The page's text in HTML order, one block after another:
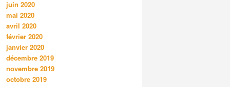
juin 2020
mai 2020
avril 2020
février 2020
janvier 2020
décembre 2019
novembre 2019
octobre 2019